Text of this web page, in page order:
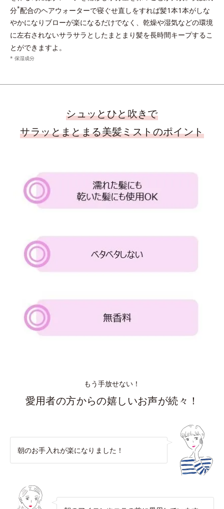
分*配合のヘアウォーターで寝ぐせ直しをすれば髪1本1本がしな
やかになりブローが楽になるだけでなく、乾燥や湿気などの環境
に左右されないサラサラとしたまとまり髪を長時間キープするこ
とができますよ。
* 保湿成分
シュッとひと吹きで
サラッとまとまる美髪ミストのポイント
もう手放せない！
愛用者の方からの嬉しいお声が続々！
朝のお手入れが楽になりました！